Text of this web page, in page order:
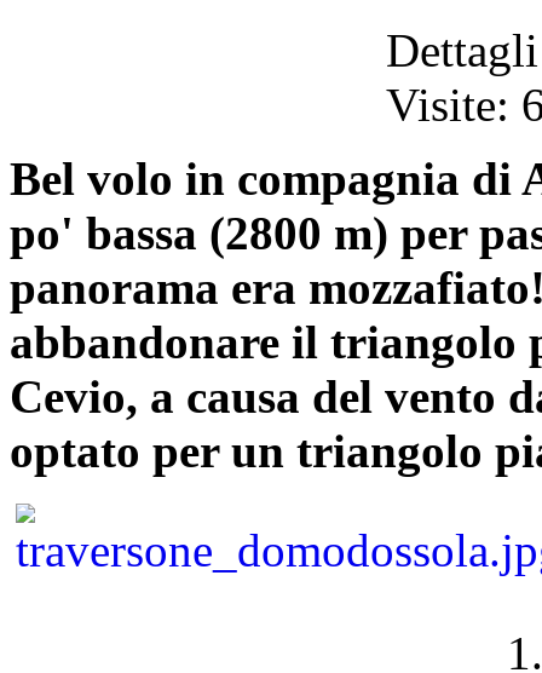
Dettagli
Visite:
Bel volo in compagnia di
po' bassa (2800 m) per
panorama era
abbandonare il triangolo
Cevio, a causa del vento
optato per un triangolo